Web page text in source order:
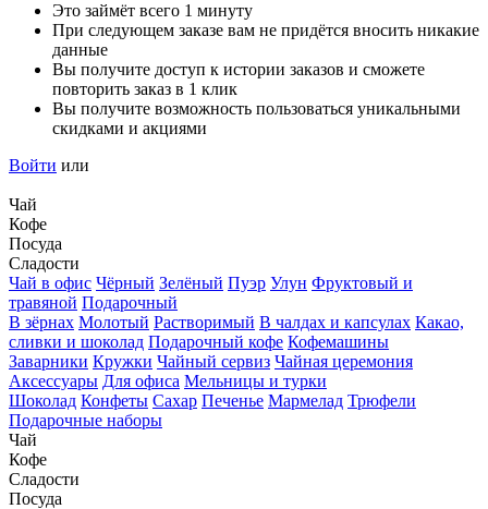
Это займёт всего 1 минуту
При следующем заказе вам не придётся вносить никакие
данные
Вы получите доступ к истории заказов и сможете
повторить заказ в 1 клик
Вы получите возможность пользоваться уникальными
скидками и акциями
Войти или
Чай
Кофе
Посуда
Сладости
Чай в офис Чёрный Зелёный Пуэр Улун Фруктовый и
травяной Подарочный
В зёрнах Молотый Растворимый В чалдах и капсулах Какао,
сливки и шоколад Подарочный кофе Кофемашины
Заварники Кружки Чайный сервиз Чайная церемония
Аксессуары Для офиса Мельницы и турки
Шоколад Конфеты Сахар Печенье Мармелад Трюфели
Подарочные наборы
Чай
Кофе
Сладости
Посуда